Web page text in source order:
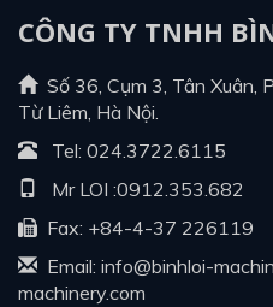
CÔNG TY TNHH
Số 36, Cụm 3, Tân Xuân,
Từ Liêm, Hà Nội.
Tel: 024.3722.6115
Mr LOI :0912.353.682
Fax: +84-4-37 226119
Email: info@binhloi-
machinery.com